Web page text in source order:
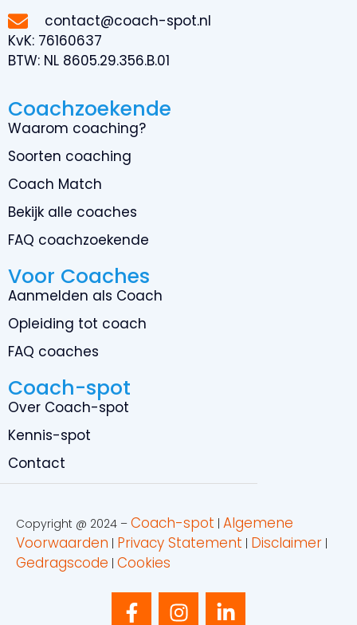
contact@coach-spot.nl
KvK: 76160637
BTW: NL 8605.29.356.B.01
Coachzoekende
Waarom coaching?
Soorten coaching
Coach Match
Bekijk alle coaches
FAQ coachzoekende
Voor Coaches
Aanmelden als Coach
Opleiding tot coach
FAQ coaches
Coach-spot
Over Coach-spot
Kennis-spot
Contact
Copyright @ 2024 – Coach-spot | Algemene
Voorwaarden | Privacy Statement | Disclaimer |
Gedragscode | Cookies